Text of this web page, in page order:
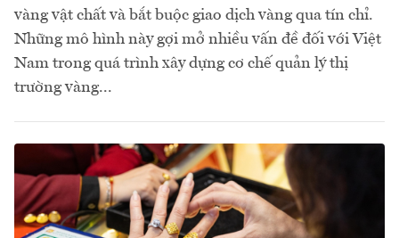
vàng vật chất và bắt buộc giao dịch vàng qua tín chỉ.
Những mô hình này gợi mở nhiều vấn đề đối với Việt
Nam trong quá trình xây dựng cơ chế quản lý thị
trường vàng...